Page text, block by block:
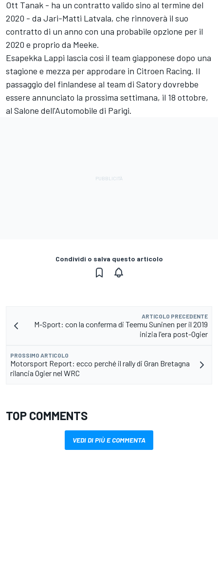
Ott Tanak - ha un contratto valido sino al termine del
2020 - da Jari-Matti Latvala, che rinnoverà il suo
contratto di un anno con una probabile opzione per il
2020 e proprio da Meeke.
Esapekka Lappi lascia così il team giapponese dopo una
stagione e mezza per approdare in Citroen Racing. Il
passaggio del finlandese al team di Satory dovrebbe
essere annunciato la prossima settimana, il 18 ottobre,
al Salone dell'Automobile di Parigi.
Condividi o salva questo articolo
ARTICOLO PRECEDENTE
M-Sport: con la conferma di Teemu Suninen per il 2019
inizia l'era post-Ogier
PROSSIMO ARTICOLO
Motorsport Report: ecco perché il rally di Gran Bretagna
rilancia Ogier nel WRC
TOP COMMENTS
VEDI DI PIÙ E COMMENTA